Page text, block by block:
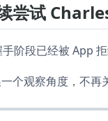
尝试
手阶段已经被 App
个观察角度，不再